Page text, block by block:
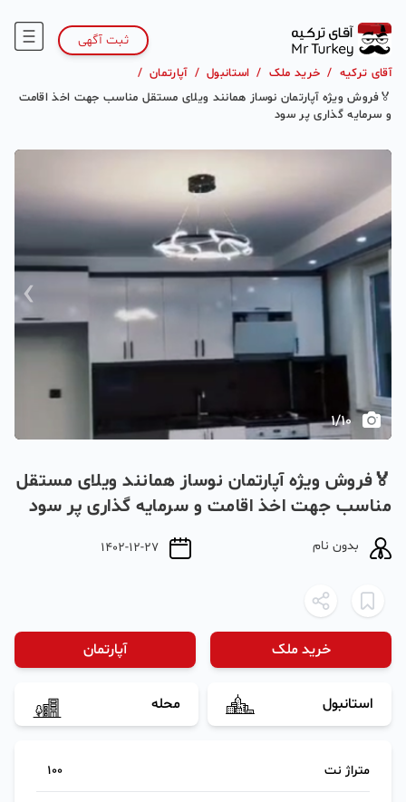
ثبت آگهی
آقای ترکیه / خرید ملک / استانبول / آپارتمان /
🏅فروش ویژه آپارتمان نوساز همانند ویلای مستقل مناسب جهت اخذ اقامت
و سرمایه گذاری پر سود
› ‹
1/10
🏅فروش ویژه آپارتمان نوساز همانند ویلای مستقل
مناسب جهت اخذ اقامت و سرمایه گذاری پر سود
بدون نام 1402-12-27
خرید ملک آپارتمان
استانبول محله
متراژ نت 100